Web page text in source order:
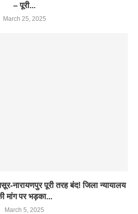
– पूरी...
March 25, 2025
नारायणपुर पूरी तरह बंद! जिला न्यायालय
मांग पर भड़का...
March 5, 2025